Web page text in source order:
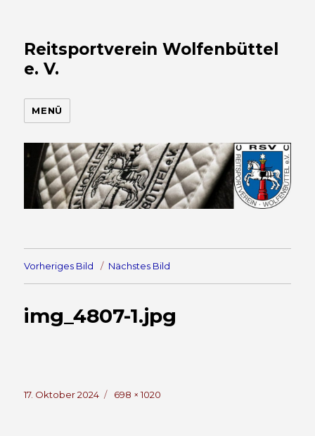
Reitsportverein Wolfenbüttel
e. V.
MENÜ
Vorheriges Bild Nächstes Bild
img_4807-1.jpg
Veröffentlicht
17. Oktober 2024
Volle
698 × 1020